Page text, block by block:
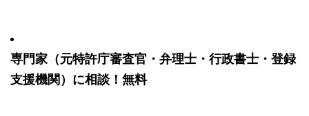
専門家（元特許庁審査官・弁理士・行政書士・登録
支援機関）に相談！無料